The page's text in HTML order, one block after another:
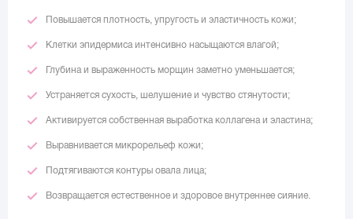
Повышается плотность, упругость и эластичность кожи;
Клетки эпидермиса интенсивно насыщаются влагой;
Глубина и выраженность морщин заметно уменьшается;
Устраняется сухость, шелушение и чувство стянутости;
Активируется собственная выработка коллагена и эластина;
Выравнивается микрорельеф кожи;
Подтягиваются контуры овала лица;
Возвращается естественное и здоровое внутреннее сияние.